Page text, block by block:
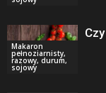
Makaron
pełnoziarnisty,
razowy, durum,
sojowy